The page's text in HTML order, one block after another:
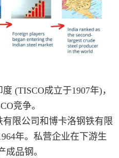
(TISCO成立于1907年)，
竞争。
有限公司和博卡洛钢铁有限
年。私营企业在下游生
成品钢。